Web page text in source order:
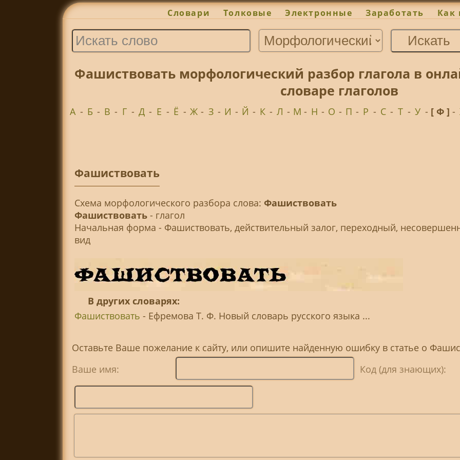
Словари Толковые Электронные Заработать Как
Фашиствовать морфологический разбор глагола в
словаре глаголов
А - Б - В - Г - Д - Е - Ё - Ж - З - И - Й - К - Л - М - Н - О - П - Р - С - Т - У - [ Ф ] -
Фашиствовать
Cхема морфологического разбора слова: Фашиствовать
Фашиствовать- глагол
Начальная форма - Фашиствовать, действительный залог, переходный,
вид
В других словарях:
Фашиствовать - Ефремова Т. Ф. Новый словарь русского языка ...
Оставьте Ваше пожелание к сайту, или опишите найденную ошибку в статье о
Ваше имя:
Код (для знающих):